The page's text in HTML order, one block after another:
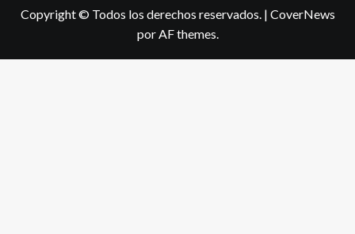
Copyright © Todos los derechos reservados. | CoverNews
por AF themes.